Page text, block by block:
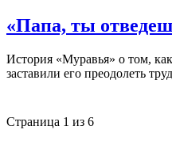
«Папа, ты
История «Муравья» о том,
заставили его преодолеть
Страница 1 из 6